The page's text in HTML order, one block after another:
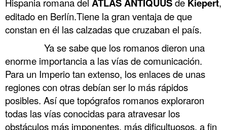
editado en Berlín.Tiene la gran ventaja de que
constan en él las calzadas que cruzaban el país.
Ya se sabe que los romanos dieron una
enorme importancia a las vías de comunicación.
Para un Imperio tan extenso, los enlaces de unas
regiones con otras debían ser lo más rápidos
posibles. Así que topógrafos romanos exploraron
todas las vías conocidas para atravesar los
obstáculos más imponentes, más dificultuosos, a fin